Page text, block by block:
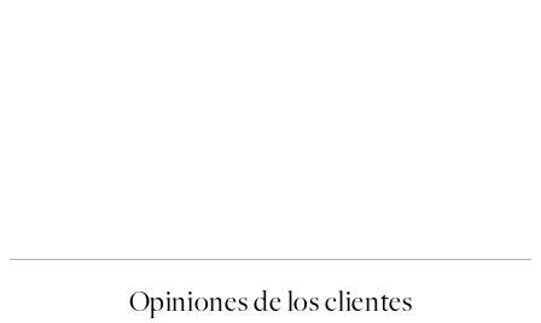
Opiniones de los clientes